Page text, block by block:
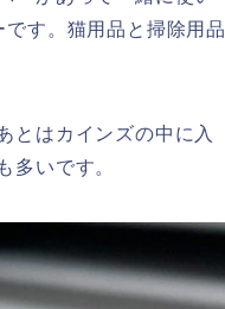
す。猫用品と掃除用品
とはカインズの中に入
多いです。